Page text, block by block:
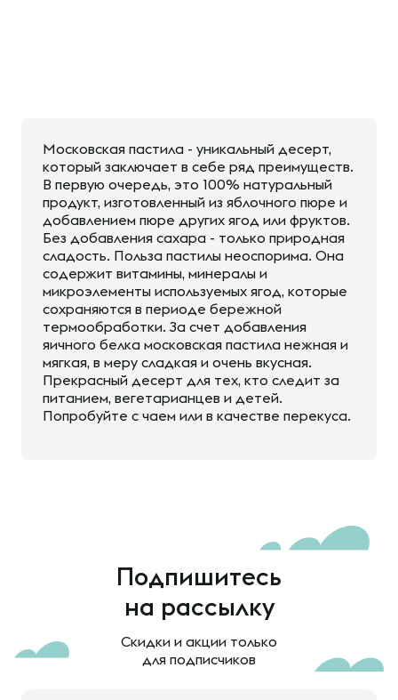
Московская пастила - уникальный десерт,
который заключает в себе ряд преимуществ.
В первую очередь, это 100% натуральный
продукт, изготовленный из яблочного пюре и
добавлением пюре других ягод или фруктов.
Без добавления сахара - только природная
сладость. Польза пастилы неоспорима. Она
содержит витамины, минералы и
микроэлементы используемых ягод, которые
сохраняются в периоде бережной
термообработки. За счет добавления
яичного белка московская пастила нежная и
мягкая, в меру сладкая и очень вкусная.
Прекрасный десерт для тех, кто следит за
питанием, вегетарианцев и детей.
Попробуйте с чаем или в качестве перекуса.
Подпишитесь
на рассылку
Скидки и акции только
для подписчиков